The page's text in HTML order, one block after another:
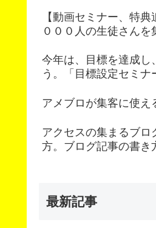
【動画セミナー、特
０００人の生徒さんを
今年は、目標を達成し
う。「目標設定セミナ
アメブロが集客に使え
アクセスの集まるブロ
方。ブログ記事の書き
最新記事